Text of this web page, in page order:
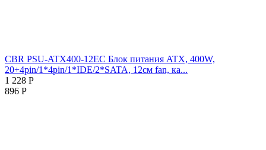
CBR PSU-ATX400-12EC Блок питания ATX, 400W,
20+4pin/1*4pin/1*IDE/2*SATA, 12см fan, ка...
1 228 Р
896 Р